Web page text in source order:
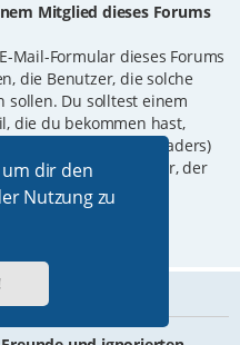
um dir den
Nutzung zu
Mitglied dieses Forums
Mail-Formular dieses Forums
die Benutzer, die solche
sollen. Du solltest einem
die du bekommen hast,
die Kopfzeilen (Headers)
über den Benutzer, der
kann dann